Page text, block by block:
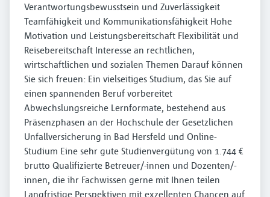
Verantwortungsbewusstsein und Zuverlässigkeit
Teamfähigkeit und Kommunikationsfähigkeit Hohe
Motivation und Leistungsbereitschaft Flexibilität und
Reisebereitschaft Interesse an rechtlichen,
wirtschaftlichen und sozialen Themen Darauf können
Sie sich freuen: Ein vielseitiges Studium, das Sie auf
einen spannenden Beruf vorbereitet
Abwechslungsreiche Lernformate, bestehend aus
Präsenzphasen an der Hochschule der Gesetzlichen
Unfallversicherung in Bad Hersfeld und Online-
Studium Eine sehr gute Studienvergütung von 1.744 €
brutto Qualifizierte Betreuer/-innen und Dozenten/-
innen, die ihr Fachwissen gerne mit Ihnen teilen
Langfristige Perspektiven mit exzellenten Chancen auf